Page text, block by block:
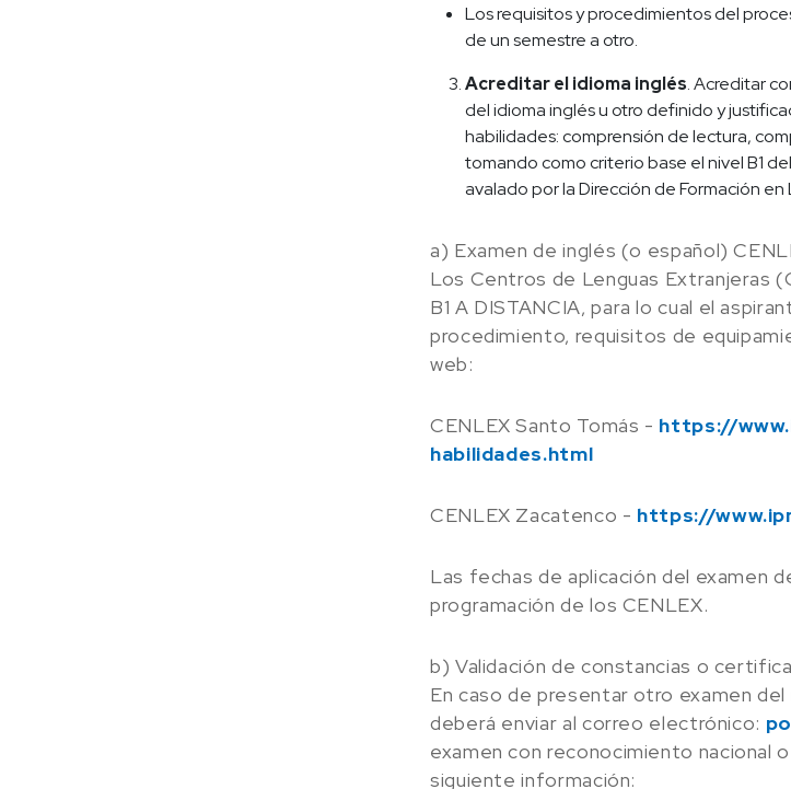
Los requisitos y procedimientos del
de un semestre a otro.
Acreditar el idioma inglés. Acreditar
del idioma inglés u otro definido y
habilidades: comprensión de lectura,
tomando como criterio base el nivel B1
avalado por la Dirección de Formación
a) Examen de inglés (o español)
Los Centros de Lenguas Extranjeras
B1 A DISTANCIA, para lo cual el
procedimiento, requisitos de
web:
CENLEX Santo Tomás - https://
habilidades.html
CENLEX Zacatenco - https://
Las fechas de aplicación del examen
programación de los CENLEX.
b) Validación de constancias o
En caso de presentar otro examen
deberá enviar al correo electrónico:
examen con reconocimiento nacional
siguiente información: